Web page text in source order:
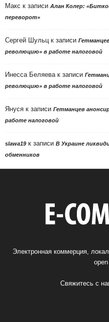
Макс к записи Алан Колер:
переворот»
Сергей Шульц к записи
революцию» в работе налоговой
Инесса Беляева к записи
революцию» в работе налоговой
Януся к записи Гетманцев
работе налоговой
slawa19 к записи В Украине
обменников
Электронная коммерция,
open
Свяжитесь с